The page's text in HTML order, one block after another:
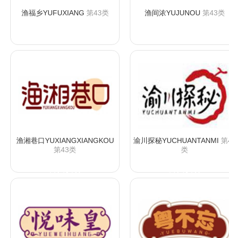
渔福乡YUFUXIANG 第43类 渔间浓YUJUNOU 第43类
渔湘巷口YUXIANGXIANGKOU
第43类
渝川探秘YUCHUANTANMI
类